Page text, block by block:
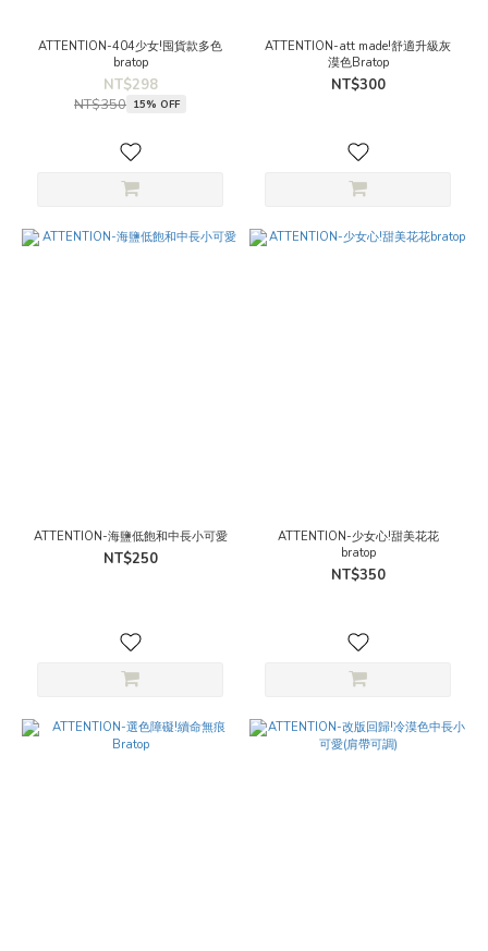
ATTENTION-404少女!囤貨款多色
bratop
NT$298
NT$350 15% OFF
ATTENTION-att made!舒適升級灰
漠色Bratop
NT$300
ATTENTION-海鹽低飽和中長小可愛
NT$250
ATTENTION-少女心!甜美花花
bratop
NT$350